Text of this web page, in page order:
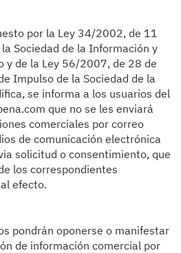
por la Ley 34/2002, de 11
Sociedad de la Información y
y de la Ley 56/2007, de 28 de
Impulso de la Sociedad de la
se informa a los usuarios del
que no se les enviará
comerciales por correo
de comunicación electrónica
solicitud o consentimiento, que
los correspondientes
efecto.
pondrán oponerse o manifestar
de información comercial por